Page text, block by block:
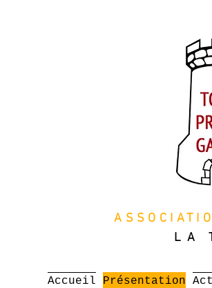
LA
Accueil Présentation